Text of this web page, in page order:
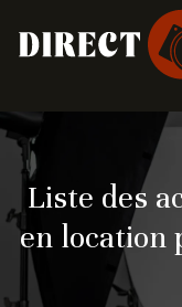
Liste des
en location